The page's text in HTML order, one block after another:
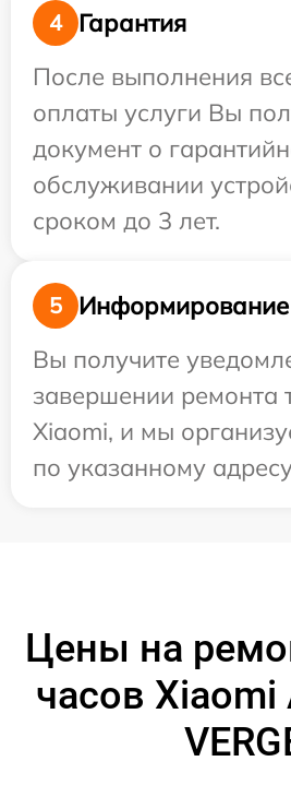
4
Гарантия
После выполнения
оплаты услуги Вы
документ о
обслуживании
сроком до 3 лет.
5
Информирование
Вы получите
завершении ремонта
Xiaomi, и мы
по указанному
Цены на
часов Xiaomi